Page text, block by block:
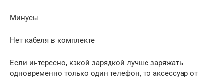
Минусы
Нет кабеля в комплекте
Если интересно, какой зарядкой лучше заряжать
одновременно только один телефон, то аксессуар от